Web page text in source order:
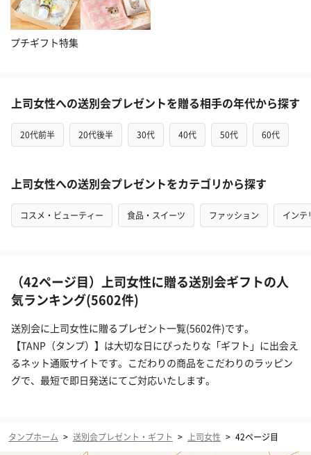
プチギフト特集
上司女性への送別会プレゼントを贈る相手の年代から探す
20代前半 20代後半 30代 40代 50代 60代
上司女性への送別会プレゼントをカテゴリから探す
コスメ・ビューティー 食品・スイーツ ファッション インテ
（42ページ目）上司女性に贈る送別会ギフトの人
気ランキング(5602件)
送別会に上司女性に贈るプレゼント一覧(5602件)です。
【TANP（タンプ）】は大切な日にぴったりな「ギフト」に出会え
るネット通販サイトです。こだわりの商品をこだわりのラッピン
グで、最短で即日発送にてご対応いたします。
タンプホーム > 送別会プレゼント・ギフト > 上司女性 > 42ページ目